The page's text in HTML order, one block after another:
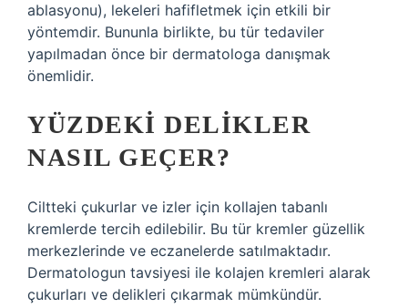
ablasyonu), lekeleri hafifletmek için etkili bir
yöntemdir. Bununla birlikte, bu tür tedaviler
yapılmadan önce bir dermatologa danışmak
önemlidir.
YÜZDEKI DELIKLER
NASIL GEÇER?
Ciltteki çukurlar ve izler için kollajen tabanlı
kremlerde tercih edilebilir. Bu tür kremler güzellik
merkezlerinde ve eczanelerde satılmaktadır.
Dermatologun tavsiyesi ile kolajen kremleri alarak
çukurları ve delikleri çıkarmak mümkündür.